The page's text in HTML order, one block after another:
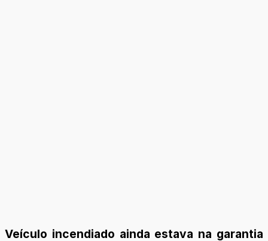
Veículo incendiado ainda estava na garantia